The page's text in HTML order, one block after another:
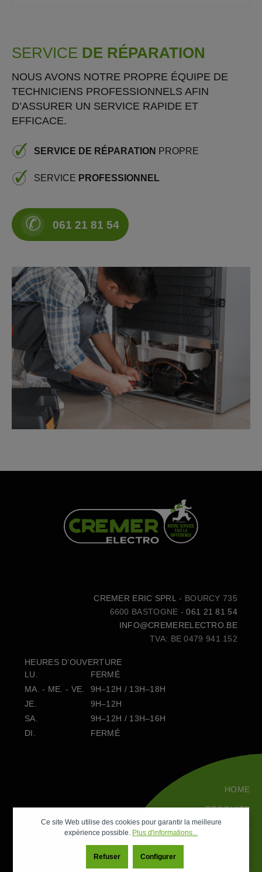
SERVICE DE RÉPARATION
NOUS AVONS NOTRE PROPRE ÉQUIPE DE
TECHNICIENS PROFESSIONNELS AFIN
D’ASSURER UN SERVICE RAPIDE ET
EFFICACE.
SERVICE DE RÉPARATION PROPRE
SERVICE PROFESSIONNEL
✆ 061 21 81 54
CREMER ERIC SPRL - BOURCY 735
6600 BASTOGNE -061 21 81 54
INFO@CREMERELECTRO.BE
TVA: BE 0479 941 152
HEURES D’OUVERTURE
LU.
FERMÉ
MA. - ME. - VE.
9H–12H / 13H–18H
JE.
9H–12H
SA.
9H–12H / 13H–16H
DI.
FERMÉ
HOME
PRODUITS
PROMOS
SERVICE
À PROPOS DE NOUS
Ce site Web utilise des cookies pour garantir la meilleure
expérience possible. Plus d'informations...
Refuser Configurer